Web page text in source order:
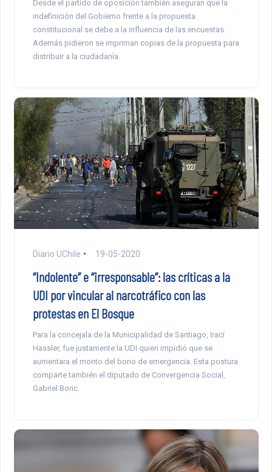
Desde el partido de oposición también aseguran que la
indefinición del Gobierno frente a la propuesta
constitucional se debe a la influencia de las encuestas.
Además pidieron se impriman copias de la propuesta para
distribuir a la ciudadanía.
Diario UChile 19-05-2020
“Indolente” e “irresponsable”: las críticas a la
UDI por vincular al narcotráfico con las
protestas en El Bosque
Para la concejala de la Municipalidad de Santiago, Irací
Hassler, fue justamente la UDI quien impidió que se
aumentara el monto del bono de emergencia. Esta postura
comparte también el diputado de Convergencia Social,
Gabriel Boric.